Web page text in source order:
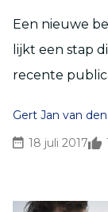
Een nieuwe
lijkt een stap
recente
Gert Jan van
18 juli 2017